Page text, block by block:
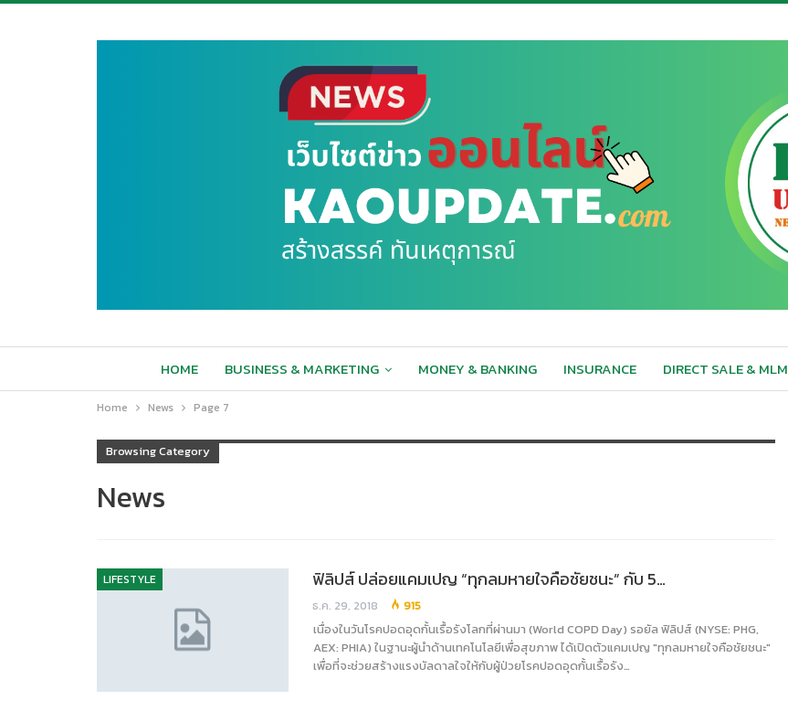
HOME BUSINESS & MARKETING MONEY & BANKING INSURANCE DIRECT SALE & MLM
Home News Page 7
Browsing Category
News
LIFESTYLE ฟิลิปส์ ปล่อยแคมเปญ “ทุกลมหายใจคือชัยชนะ” กับ 5…
ธ.ค. 29, 2018 915
เนื่องในวันโรคปอดอุดกั้นเรื้อรังโลกที่ผ่านมา (World COPD Day) รอยัล ฟิลิปส์ (NYSE: PHG,
AEX: PHIA) ในฐานะผู้นำด้านเทคโนโลยีเพื่อสุขภาพ ได้เปิดตัวแคมเปญ "ทุกลมหายใจคือชัยชนะ"
เพื่อที่จะช่วยสร้างแรงบัลดาลใจให้กับผู้ป่วยโรคปอดอุดกั้นเรื้อรัง…